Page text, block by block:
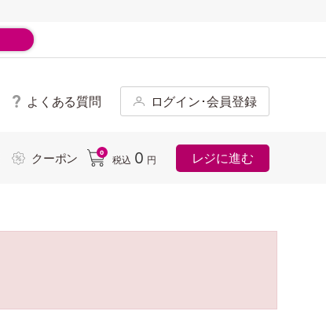
よくある質問 ログイン･会員登録
クーポン 0
税込 0 円 レジに進む